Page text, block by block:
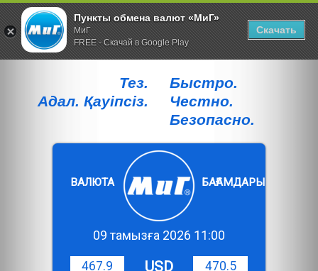
Тез.
Адал. Қауiпсiз.
Быстро.
Честно.
Безопасно.
ВАЛЮТА БАҒАМДАРЫ
09 тамызға 2026 11:00
467.9 USD
470.5
Пункты обмена валют «МиГ»
МиГ
FREE - Скачай в Google Play
Скачать